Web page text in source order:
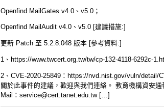
Openfind MailGates v4.0、v5.0；
Openfind MailAudit v4.0、v5.0 [建議措施:]
更新 Patch 至 5.2.8.048 版本 [參考資料:]
1、https://www.twcert.org.tw/tw/cp-132-4118-6292c-
2、CVE-2020-25849：https://nvd.nist.gov/vuln/detail/
關於此事件的建議，歡迎與我們連絡。 教育機構資安
Mail：service@cert.tanet.edu.tw […]